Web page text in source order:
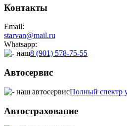
Контакты
Email:
starvan@mail.ru
Whatsapp:
8 (901) 578-75-55
Автосервис
Полный спектр
Автострахование